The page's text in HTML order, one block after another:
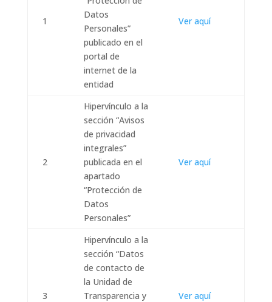
1
Datos
Personales”
publicado en el
portal de
internet de la
entidad
Ver aquí
2
Hipervínculo a la
sección “Avisos
de privacidad
integrales”
publicada en el
apartado
“Protección de
Datos
Personales”
Ver aquí
3
Hipervínculo a la
sección “Datos
de contacto de
la Unidad de
Transparencia y
Ver aquí